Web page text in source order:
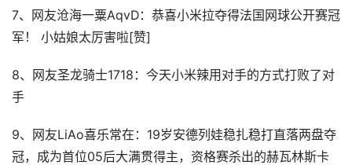
7、网友沧海一粟AqvD：恭喜小米拉夺得法国网球公开赛冠
军！ 小姑娘太厉害啦[赞]
8、网友圣龙骑士1718：今天小米辣用对手的方式打败了对
手
9、网友LiAo喜乐常在：19岁安德列娃稳扎稳打直落两盘夺
冠，成为首位05后大满贯得主，资格赛杀出的赫瓦林斯卡